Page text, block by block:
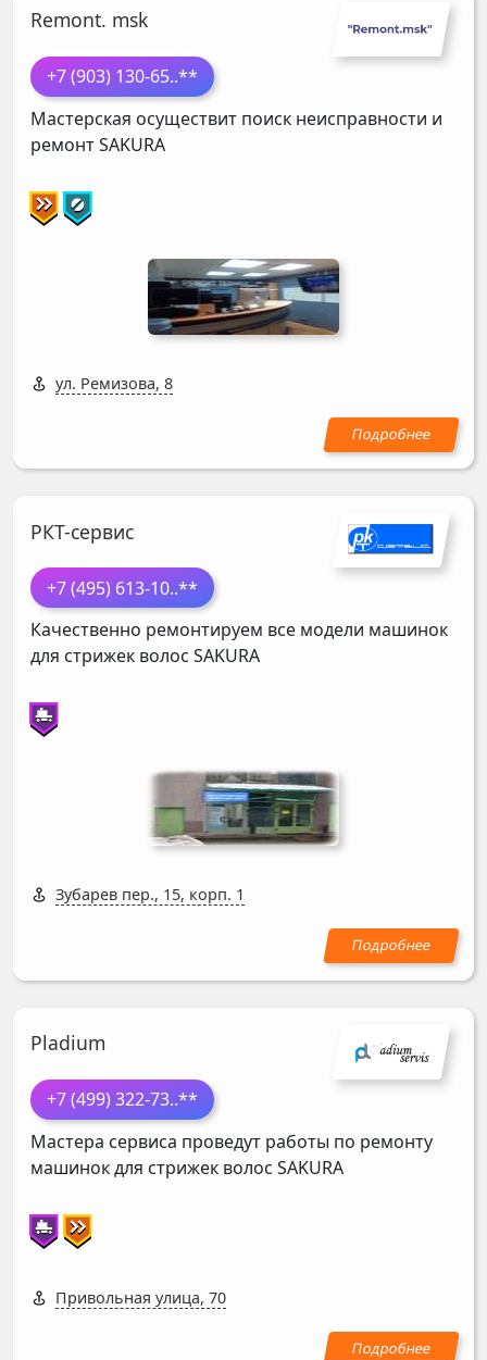
Remont. msk
+7 (903) 130-65..**
Мастерская осуществит поиск неисправности и
ремонтSAKURA
ул. Ремизова, 8
РКТ-сервис
+7 (495) 613-10..**
Качественно ремонтируем все модели машинок
для стрижек волос SAKURA
Зубарев пер., 15, корп. 1
Pladium
+7 (499) 322-73..**
Мастера сервиса проведут работы по ремонту
машинок для стрижек волос SAKURA
Привольная улица, 70